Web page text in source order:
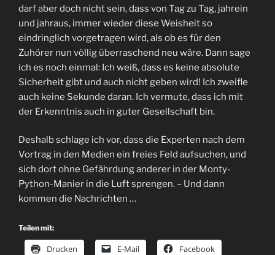
darf aber doch nicht sein, dass von Tag zu Tag, jahrein
und jahraus, immer wieder diese Weisheit so
eindringlich vorgetragen wird, als ob es für den
Zuhörer nun völlig überraschend neu wäre. Dann sage
ich es noch einmal: Ich weiß, dass es keine absolute
Sicherheit gibt und auch nicht geben wird! Ich zweifle
auch keine Sekunde daran. Ich vermute, dass ich mit
der Erkenntnis auch in guter Gesellschaft bin.
Deshalb schlage ich vor, dass die Experten nach dem
Vortrag in den Medien ein freies Feld aufsuchen, und
sich dort ohne Gefährdung anderer in der Monty-
Python-Manier in die Luft sprengen. – Und dann
kommen die Nachrichten …
Teilen mit:
Drucken E-Mail Facebook